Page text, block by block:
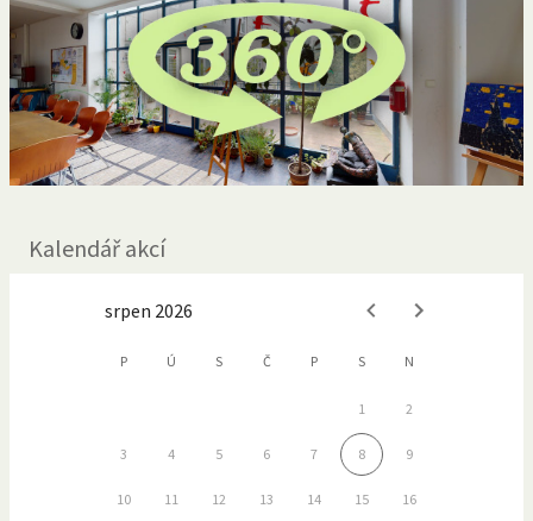
Kalendář akcí
srpen 2026
P Ú S Č P S N
1 2
3 4 5 6 7 8 9
10 11 12 13 14 15 16